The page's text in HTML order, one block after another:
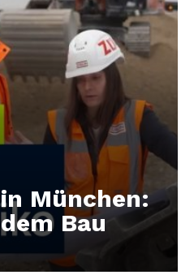
München:
Bau